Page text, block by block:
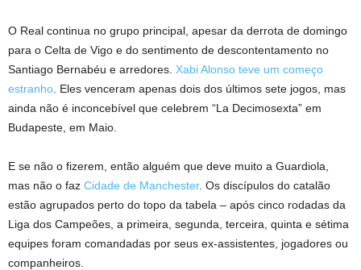
O Real continua no grupo principal, apesar da derrota de domingo
para o Celta de Vigo e do sentimento de descontentamento no
Santiago Bernabéu e arredores. Xabi Alonso teve um começo
estranho . Eles venceram apenas dois dos últimos sete jogos, mas
ainda não é inconcebível que celebrem “La Decimosexta” em
Budapeste, em Maio.
E se não o fizerem, então alguém que deve muito a Guardiola,
mas não o faz Cidade de Manchester. Os discípulos do catalão
estão agrupados perto do topo da tabela – após cinco rodadas da
Liga dos Campeões, a primeira, segunda, terceira, quinta e sétima
equipes foram comandadas por seus ex-assistentes, jogadores ou
companheiros.